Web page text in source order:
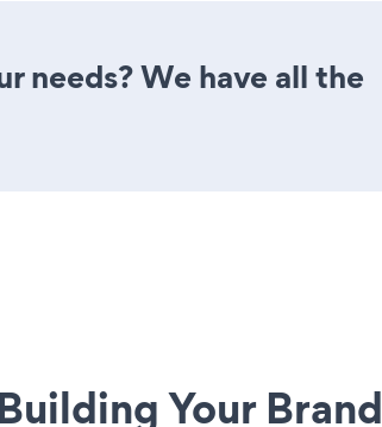
needs? We have all the
Your Brand